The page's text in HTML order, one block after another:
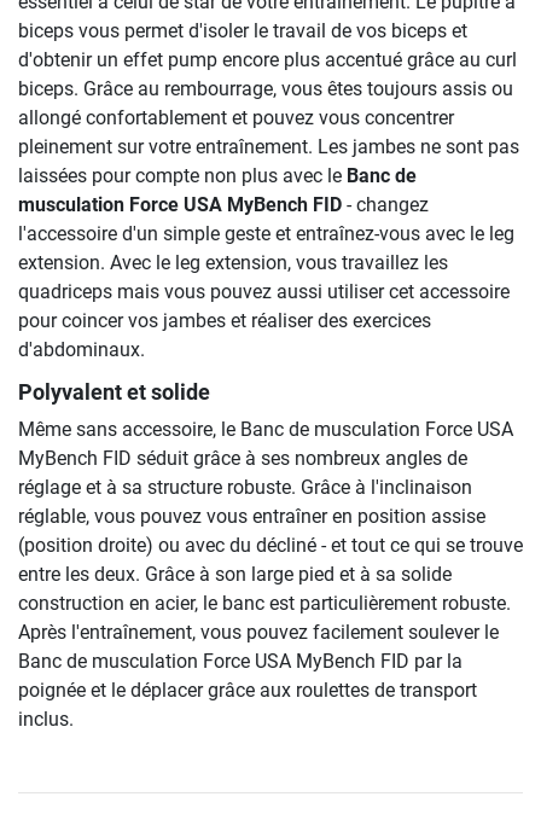
biceps vous permet d'isoler le travail de vos biceps et
d'obtenir un effet pump encore plus accentué grâce au curl
biceps. Grâce au rembourrage, vous êtes toujours assis ou
allongé confortablement et pouvez vous concentrer
pleinement sur votre entraînement. Les jambes ne sont pas
laissées pour compte non plus avec le Banc de
musculation Force USA MyBench FID - changez
l'accessoire d'un simple geste et entraînez-vous avec le leg
extension. Avec le leg extension, vous travaillez les
quadriceps mais vous pouvez aussi utiliser cet accessoire
pour coincer vos jambes et réaliser des exercices
d'abdominaux.
Polyvalent et solide
Même sans accessoire, le Banc de musculation Force USA
MyBench FID séduit grâce à ses nombreux angles de
réglage et à sa structure robuste. Grâce à l'inclinaison
réglable, vous pouvez vous entraîner en position assise
(position droite) ou avec du décliné - et tout ce qui se trouve
entre les deux. Grâce à son large pied et à sa solide
construction en acier, le banc est particulièrement robuste.
Après l'entraînement, vous pouvez facilement soulever le
Banc de musculation Force USA MyBench FID par la
poignée et le déplacer grâce aux roulettes de transport
inclus.